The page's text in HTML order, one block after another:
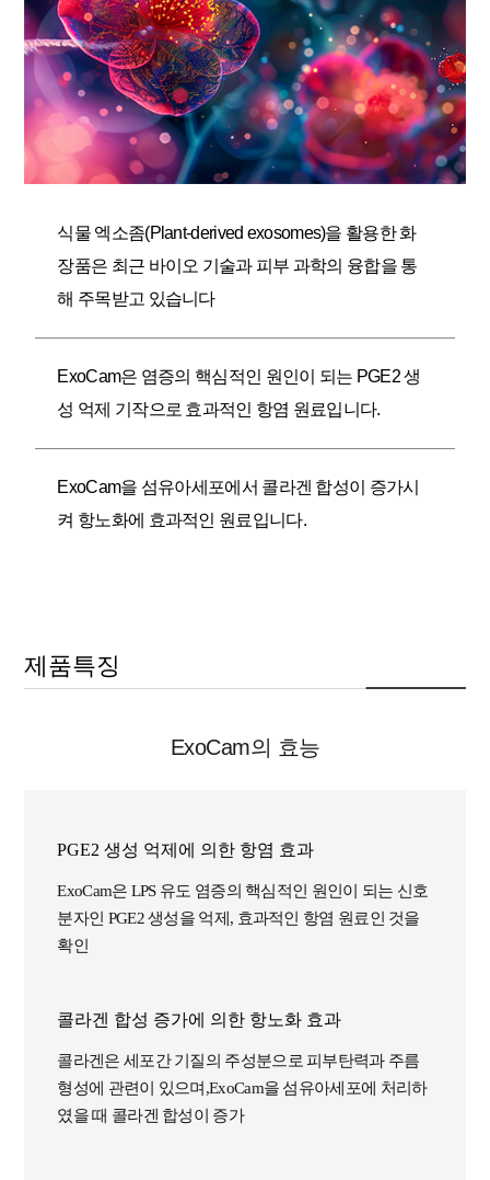
식물 엑소좀(Plant-derived exosomes)을 활용한 화
장품은 최근 바이오 기술과 피부 과학의 융합을 통
해 주목받고 있습니다
ExoCam은 염증의 핵심적인 원인이 되는 PGE2 생
성 억제 기작으로 효과적인 항염 원료입니다.
ExoCam을 섬유아세포에서 콜라겐 합성이 증가시
켜 항노화에 효과적인 원료입니다.
제품특징
ExoCam의 효능
PGE2 생성 억제에 의한 항염 효과
ExoCam은 LPS 유도 염증의 핵심적인 원인이 되는 신호
분자인 PGE2 생성을 억제, 효과적인 항염 원료인 것을
확인
콜라겐 합성 증가에 의한 항노화 효과
콜라겐은 세포간 기질의 주성분으로 피부탄력과 주름
형성에 관련이 있으며,ExoCam을 섬유아세포에 처리하
였을 때 콜라겐 합성이 증가